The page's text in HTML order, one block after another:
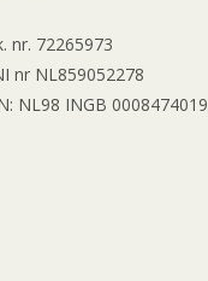
nr. 72265973
nr NL859052278
NL98 INGB 0008474019